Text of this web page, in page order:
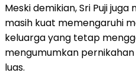
Meski demikian, Sri Puji
masih kuat memengaruhi
keluarga yang tetap
mengumumkan
luas.